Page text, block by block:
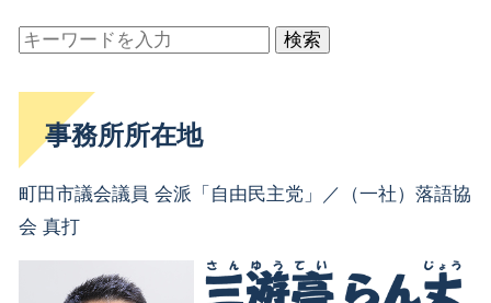
検索
事務所所在地
町田市議会議員 会派「自由民主党」／（一社）落語協
会 真打